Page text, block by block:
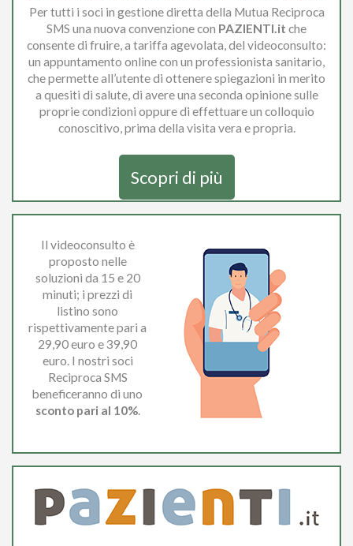
Per tutti i soci in gestione diretta della Mutua Reciproca
SMS una nuova convenzione con PAZIENTI.it che
consente di fruire, a tariffa agevolata, del videoconsulto:
un appuntamento online con un professionista sanitario,
che permette all’utente di ottenere spiegazioni in merito
a quesiti di salute, di avere una seconda opinione sulle
proprie condizioni oppure di effettuare un colloquio
conoscitivo, prima della visita vera e propria.
Scopri di più
Il videoconsulto è
proposto nelle
soluzioni da 15 e 20
minuti; i prezzi di
listino sono
rispettivamente pari a
29,90 euro e 39,90
euro. I nostri soci
Reciproca SMS
beneficeranno di uno
sconto pari al 10%.